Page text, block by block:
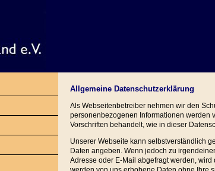
Allgemeine Datenschutzerklärung
Als Webseitenbetreiber nehmen wir den
personenbezogenen Informationen werden
Vorschriften behandelt, wie in dieser
Unserer Webseite kann selbstverständlich
Daten angeben. Wenn jedoch zu
Adresse oder E-Mail abgefragt werden,